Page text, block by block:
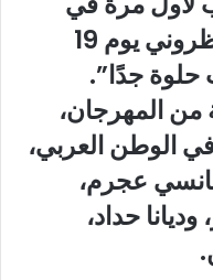
افتتاح مهرجان موازين، انتظروني يوم 19
حلوة جدًا”.
من المهرجان،
الوطن العربي،
عجرم،
حداد،